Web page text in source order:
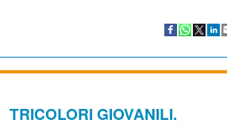
TRICOLORI GIOVANILI.